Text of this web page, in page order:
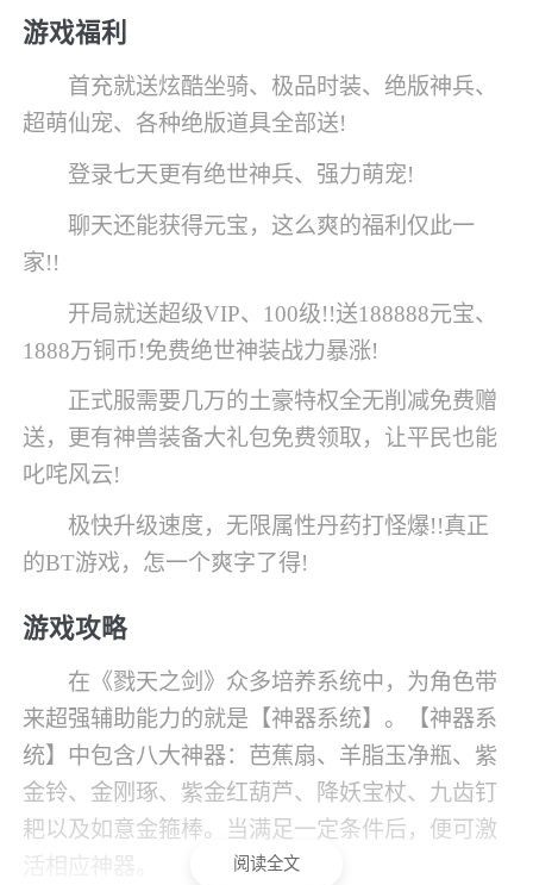
游戏福利
首充就送炫酷坐骑、极品时装、绝版神兵、
超萌仙宠、各种绝版道具全部送!
登录七天更有绝世神兵、强力萌宠!
聊天还能获得元宝，这么爽的福利仅此一
家!!
开局就送超级VIP、100级!!送188888元宝、
1888万铜币!免费绝世神装战力暴涨!
正式服需要几万的土豪特权全无削减免费赠
送，更有神兽装备大礼包免费领取，让平民也能
叱咤风云!
极快升级速度，无限属性丹药打怪爆!!真正
的BT游戏，怎一个爽字了得!
游戏攻略
在《戮天之剑》众多培养系统中，为角色带
来超强辅助能力的就是【神器系统】。【神器系
统】中包含八大神器：芭蕉扇、羊脂玉净瓶、紫
金铃、金刚琢、紫金红葫芦、降妖宝杖、九齿钉
耙以及如意金箍棒。当满足一定条件后，便可激
活相应神器。
阅读全文